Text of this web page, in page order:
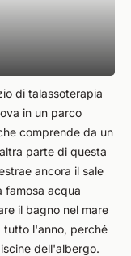
di talassoterapia
in un parco
comprende da un
parte di questa
ancora il sale
famosa acqua
il bagno nel mare
tutto l'anno, perché
dell'albergo.